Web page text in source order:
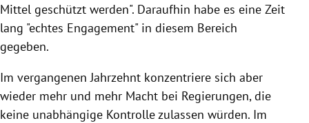
Mittel geschützt werden". Daraufhin habe es eine Zeit
lang "echtes Engagement" in diesem Bereich
gegeben.
Im vergangenen Jahrzehnt konzentriere sich aber
wieder mehr und mehr Macht bei Regierungen, die
keine unabhängige Kontrolle zulassen würden. Im